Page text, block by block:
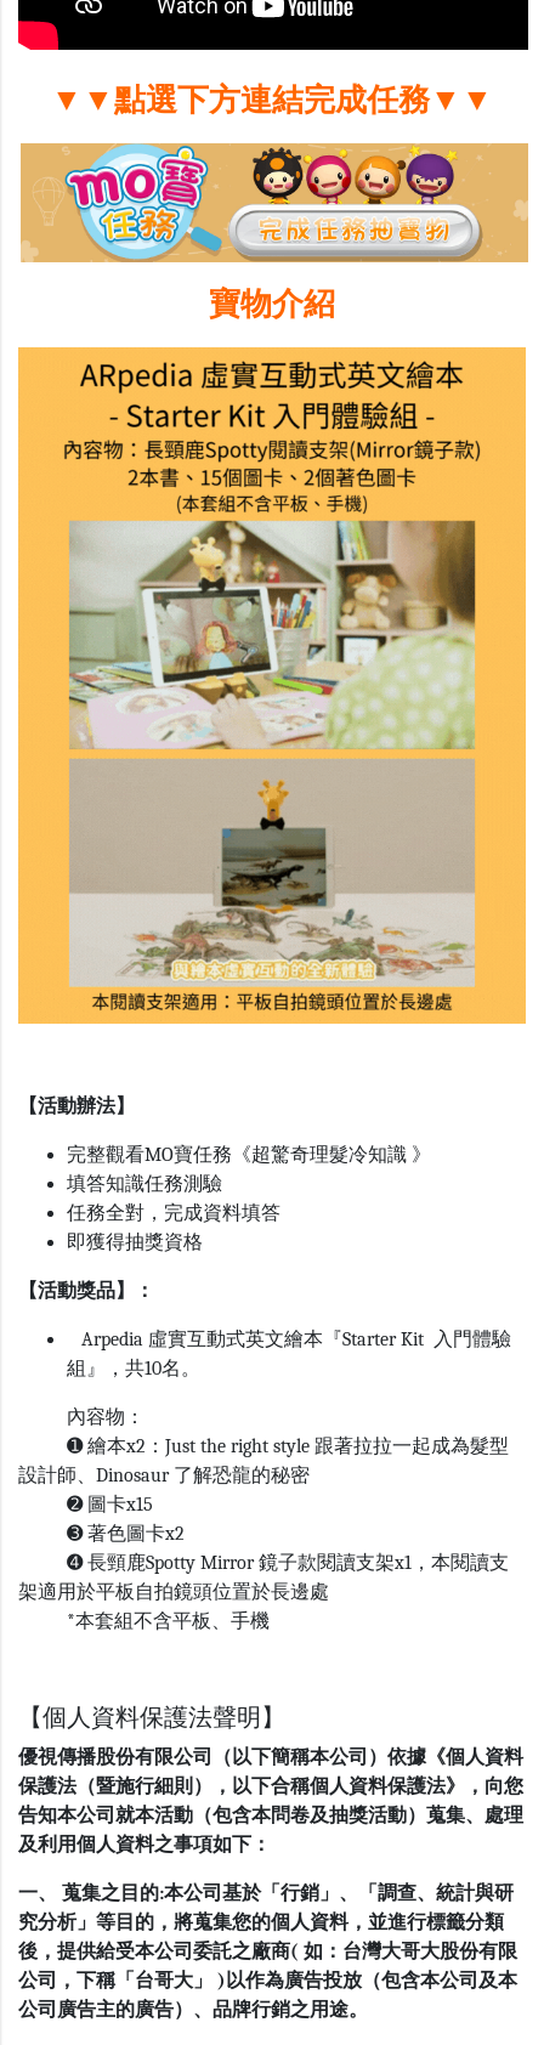
▼▼點選下方連結完成任務▼▼
寶物介紹
【活動辦法】
完整觀看MO寶任務《超驚奇理髮冷知識 》
填答知識任務測驗
任務全對，完成資料填答
即獲得抽獎資格
【活動獎品】：
Arpedia 虛實互動式英文繪本『Starter Kit 入門體驗
組』，共10名。
內容物：
➊ 繪本x2：Just the right style 跟著拉拉一起成為髮型
設計師、Dinosaur 了解恐龍的秘密
➋ 圖卡x15
➌ 著色圖卡x2
➍ 長頸鹿Spotty Mirror 鏡子款閱讀支架x1，本閱讀支
架適用於平板自拍鏡頭位置於長邊處
*本套組不含平板、手機
【個人資料保護法聲明】
優視傳播股份有限公司（以下簡稱本公司）依據《個人資料
保護法（暨施行細則），以下合稱個人資料保護法》，向您
告知本公司就本活動（包含本問卷及抽獎活動）蒐集、處理
及利用個人資料之事項如下：
一、 蒐集之目的:本公司基於「行銷」、「調查、統計與研
究分析」等目的，將蒐集您的個人資料，並進行標籤分類
後，提供給受本公司委託之廠商( 如：台灣大哥大股份有限
公司，下稱「台哥大」 )以作為廣告投放（包含本公司及本
公司廣告主的廣告）、品牌行銷之用途。